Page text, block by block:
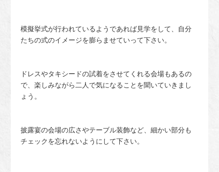
模擬挙式が行われているようであれば見学をして、自分
たちの式のイメージを膨らませていって下さい。
ドレスやタキシードの試着をさせてくれる会場もあるの
で、楽しみながら二人で気になることを聞いていきまし
ょう。
披露宴の会場の広さやテーブル装飾など、細かい部分も
チェックを忘れないようにして下さい。